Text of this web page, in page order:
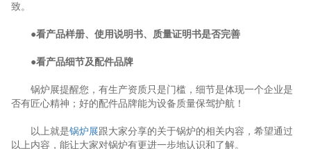
致。
●看产品样册、使用说明书、质量证明书是否完善
●看产品细节及配件品牌
锅炉展提醒您，有生产资质只是门槛，细节是体现一个企业是
否有匠心精神；好的配件品牌能为设备质量保驾护航！
以上就是锅炉展跟大家分享的关于锅炉的相关内容，希望通过
以上内容，能让大家对锅炉有更进一步地认识和了解。